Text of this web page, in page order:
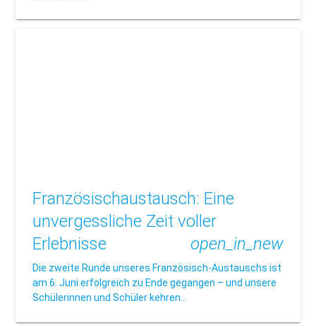
Französischaustausch: Eine
unvergessliche Zeit voller
Erlebnisse
open_in_new
Die zweite Runde unseres Französisch-Austauschs ist
am 6. Juni erfolgreich zu Ende gegangen – und unsere
Schülerinnen und Schüler kehren…